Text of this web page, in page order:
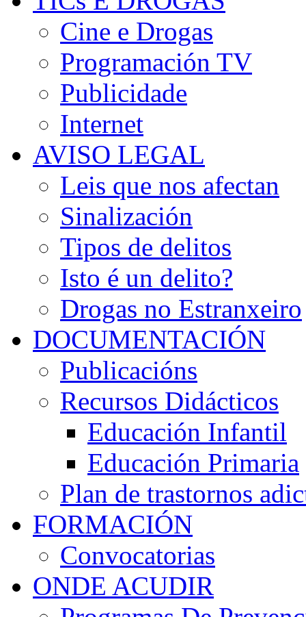
Cine e Drogas
Programación TV
Publicidade
Internet
AVISO LEGAL
Leis que nos afectan
Sinalización
Tipos de delitos
Isto é un delito?
Drogas no Estranxeiro
DOCUMENTACIÓN
Publicacións
Recursos Didácticos
Educación Infantil
Educación Primaria
Plan de trastornos
FORMACIÓN
Convocatorias
ONDE ACUDIR